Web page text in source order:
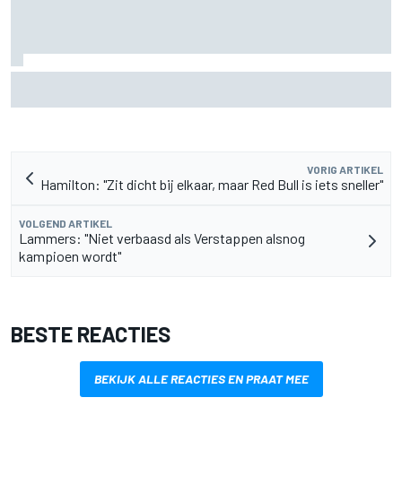
VORIG ARTIKEL
Hamilton: "Zit dicht bij elkaar, maar Red Bull is iets sneller"
VOLGEND ARTIKEL
Lammers: "Niet verbaasd als Verstappen alsnog
kampioen wordt"
BESTE REACTIES
BEKIJK ALLE REACTIES EN PRAAT MEE